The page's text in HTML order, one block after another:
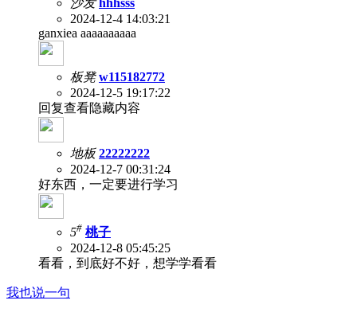
沙发 hhhsss
2024-12-4 14:03:21
ganxiea aaaaaaaaaa
板凳 w115182772
2024-12-5 19:17:22
回复查看隐藏内容
地板 22222222
2024-12-7 00:31:24
好东西，一定要进行学习
5# 桃子
2024-12-8 05:45:25
看看，到底好不好，想学学看看
我也说一句